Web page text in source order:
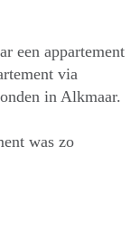
een appartement
via
in Alkmaar.
was zo